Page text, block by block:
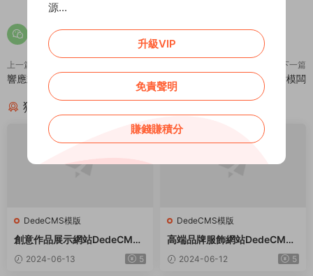
上一篇
響應式綠色旅遊旅行社織夢模闆
下一篇
織夢cms酒水白酒類網站模闆
猜你喜歡
DedeCMS模版
創意作品展示網站DedeCMS
織夢模闆
2024-06-13 5
DedeCMS模版
高端品牌服飾網站DedeCMS
織夢模闆
2024-06-12 5
源...
升級VIP
免責聲明
賺錢賺積分